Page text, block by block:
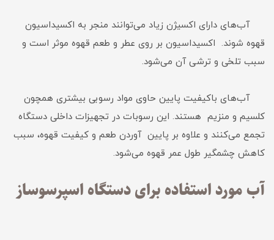
آب‌های دارای اکسیژن زیاد می‌توانند منجر به اکسیداسیون
قهوه شوند. اکسیداسیون بر روی عطر و طعم قهوه موثر است و
سبب تلخی و ترشی آن می‌شود.
آب‌های باکیفیت پایین حاوی مواد رسوبی بیشتری همچون
کلسیم و منزیم هستند. این رسوبات در تجهیزات داخلی دستگاه
تجمع می‌کنند و علاوه بر پایین آوردن طعم و کیفیت قهوه، سبب
کاهش چشمگیر طول عمر قهوه می‌شود.
آب مورد استفاده برای دستگاه اسپرسوساز